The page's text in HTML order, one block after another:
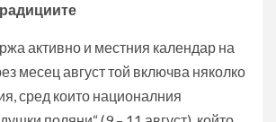
активно и местния календар на
месец август той включва няколко
сред които националния